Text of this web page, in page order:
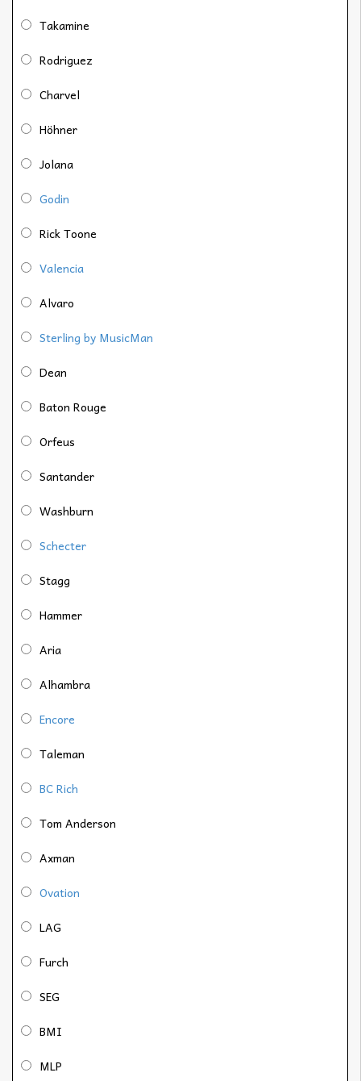
Takamine
Rodriguez
Charvel
Höhner
Jolana
Godin
Rick Toone
Valencia
Alvaro
Sterling by MusicMan
Dean
Baton Rouge
Orfeus
Santander
Washburn
Schecter
Stagg
Hammer
Aria
Alhambra
Encore
Taleman
BC Rich
Tom Anderson
Axman
Ovation
LAG
Furch
SEG
BMI
MLP